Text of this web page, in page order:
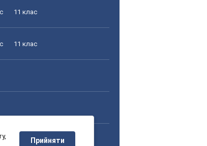
11 клас
11 клас
11 класПрийняти